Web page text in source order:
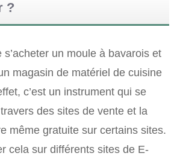
?
s’acheter un moule à bavarois et
magasin de matériel de cuisine
c’est un instrument qui se
des sites de vente et la
même gratuite sur certains sites.
cela sur différents sites de E-